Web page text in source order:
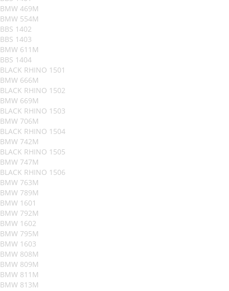
BMW 469M
BMW 554M
BBS 1402
BBS 1403
BMW 611M
BBS 1404
BLACK RHINO 1501
BMW 666M
BLACK RHINO 1502
BMW 669M
BLACK RHINO 1503
BMW 706M
BLACK RHINO 1504
BMW 742M
BLACK RHINO 1505
BMW 747M
BLACK RHINO 1506
BMW 763M
BMW 789M
BMW 1601
BMW 792M
BMW 1602
BMW 795M
BMW 1603
BMW 808M
BMW 809M
BMW 811M
BMW 813M